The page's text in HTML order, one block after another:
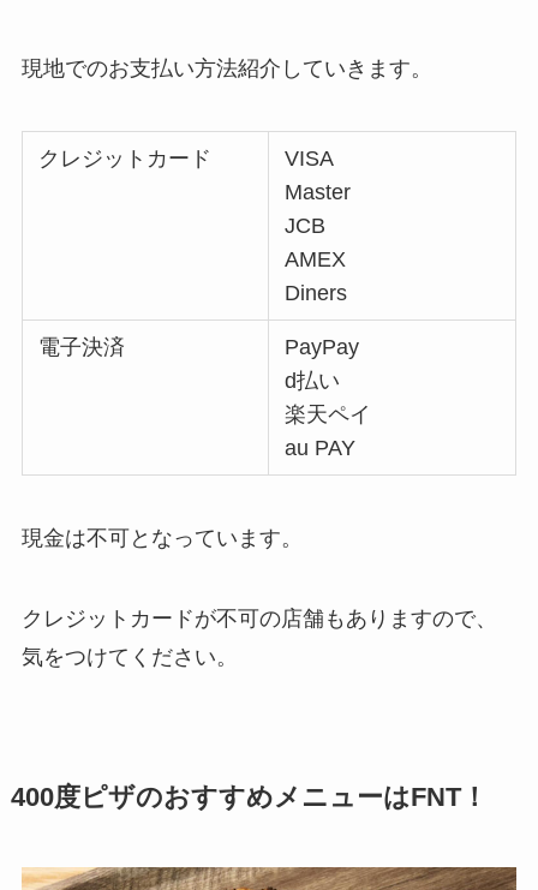
現地でのお支払い方法紹介していきます。
クレジットカード
VISA
Master
JCB
AMEX
Diners
電子決済
PayPay
d払い
楽天ペイ
au PAY
現金は不可となっています。
クレジットカードが不可の店舗もありますので、
気をつけてください。
400度ピザのおすすめメニューはFNT！